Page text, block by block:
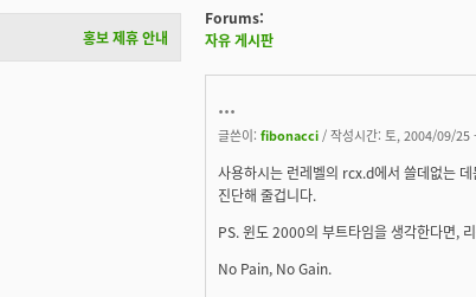
Forums:
자유 게시판
...
글쓴이: fibonacci / 작성시간: 토, 2004/09/25
사용하시는 런레벨의 rcx.d에서 쓸데없는
진단해 줄겁니다.
PS. 윈도 2000의 부트타임을 생각한다면,
No Pain, No Gain.
홍보 제휴 안내